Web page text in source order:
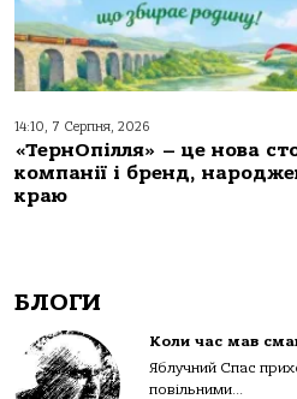
14:10, 7 Серпня, 2026
«ТернОпілля» – це нова
компанії і бренд,
краю
БЛОГИ
Коли час мав
Яблучний Спас
повільними...